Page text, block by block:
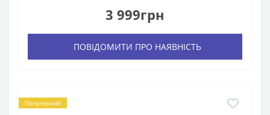
3 999грн
ПОВІДОМИТИ ПРО НАЯВНІСТЬ
Популярний